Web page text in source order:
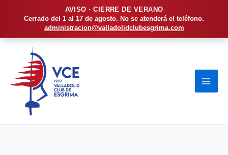
AVISO · CIERRE DE VERANO
Cerrado del 1 al 17 de agosto. No se atenderá el teléfono.
administracion@valladolidclubesgrima.com
contenido